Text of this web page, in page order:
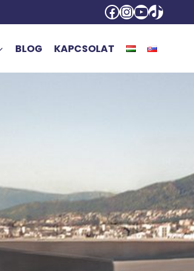
FacebookTikTok
BLOG KAPCSOLAT